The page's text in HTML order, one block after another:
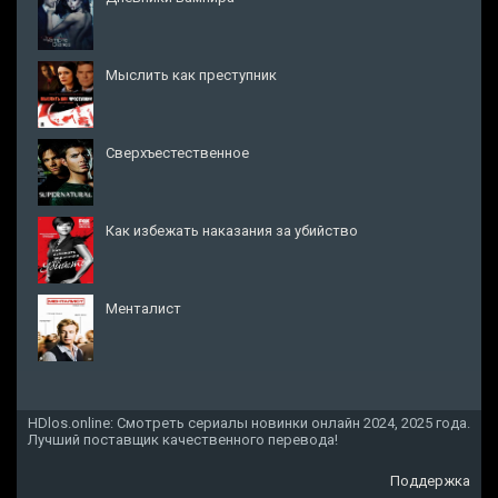
Мыслить как преступник
Сверхъестественное
Как избежать наказания за убийство
Менталист
HDlos.online: Смотреть сериалы новинки онлайн 2024, 2025 года.
Лучший поставщик качественного перевода!
Поддержка